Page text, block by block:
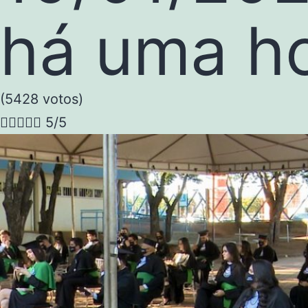
há uma
(5428 votos)
 5/5